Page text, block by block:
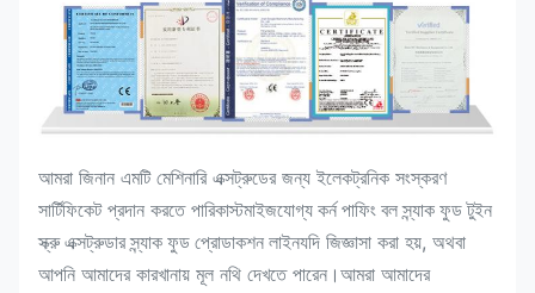
আমরা জিনান এমটি মেশিনারি এক্সট্রুডের জন্য ইলেকট্রনিক সংস্করণ
সার্টিফিকেট প্রদান করতে পারিকাস্টমাইজযোগ্য কর্ন পাফিং বল স্ন্যাক ফুড টুইন
স্ক্রু এক্সট্রুডার স্ন্যাক ফুড প্রোডাকশন লাইনযদি জিজ্ঞাসা করা হয়, অথবা
আপনি আমাদের কারখানায় মূল নথি দেখতে পারেন।আমরা আমাদের